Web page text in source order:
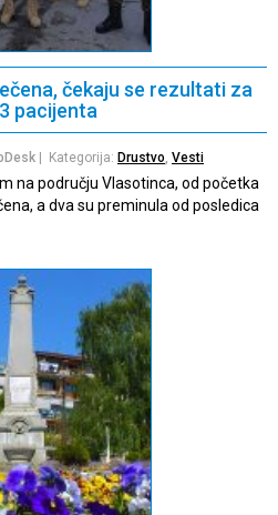
čekaju se rezultati za
pacijenta
| Kategorija: Drustvo Vesti
na području Vlasotinca, od početka
a dva su preminula od posledica